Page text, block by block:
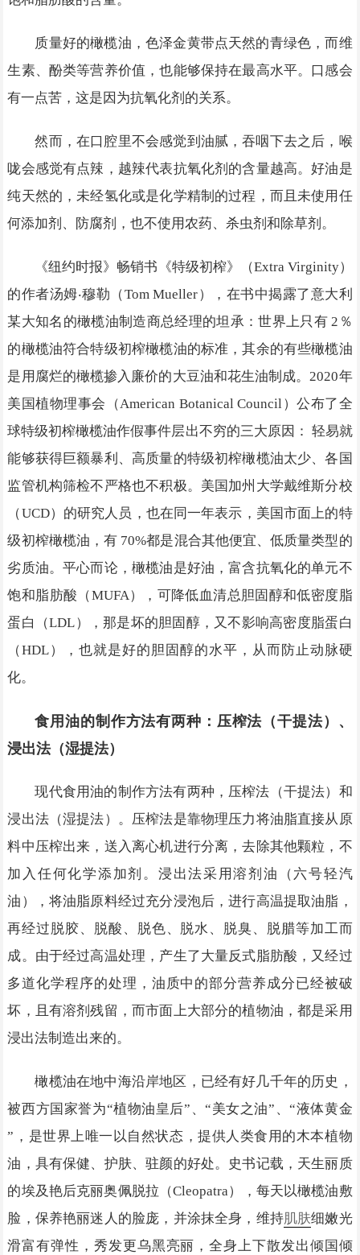
质量好的橄榄油，色泽金黄带点天然的青绿色，而维
生素、酚类等营养价值，也能够保持在最高水平。口感会
有一点苦，这是因为抗氧化剂的关系。
然而，在口腔里不会感觉到油腻，吞咽下去之后，喉
咙会感觉有点辣，越辣代表抗氧化剂的含量越高。好油是
纯天然的，未经氢化或是化学精制的过程，而且未使用任
何添加剂、防腐剂，也不使用农药、杀虫剂和除草剂。
《纽约时报》畅销书《特级初榨》（Extra Virginity）
的作者汤姆‧穆勒（Tom Mueller），在书中揭露了意大利
某大知名的橄榄油制造商总经理的坦承：世界上只有 2％
的橄榄油符合特级初榨橄榄油的标准，其余的有些橄榄油
是用腐烂的橄榄掺入廉价的大豆油和花生油制成。2020年
美国植物理事会（American Botanical Council）公布了全
球特级初榨橄榄油作假事件层出不穷的三大原因： 轻易就
能够获得巨额暴利、高质量的特级初榨橄榄油太少、各国
监管机构筛检不严格也不积极。美国加州大学戴维斯分校
（UCD）的研究人员，也在同一年表示，美国市面上的特
级初榨橄榄油，有 70%都是混合其他便宜、低质量类型的
劣质油。平心而论，橄榄油是好油，富含抗氧化的单元不
饱和脂肪酸（MUFA），可降低血清总胆固醇和低密度脂
蛋白（LDL），那是坏的胆固醇，又不影响高密度脂蛋白
（HDL），也就是好的胆固醇的水平，从而防止动脉硬
化。
食用油的制作方法有两种：压榨法（干提法）、
浸出法（湿提法）
现代食用油的制作方法有两种，压榨法（干提法）和
浸出法（湿提法）。压榨法是靠物理压力将油脂直接从原
料中压榨出来，送入离心机进行分离，去除其他颗粒，不
加入任何化学添加剂。浸出法采用溶剂油（六号轻汽
油），将油脂原料经过充分浸泡后，进行高温提取油脂，
再经过脱胶、脱酸、脱色、脱水、脱臭、脱腊等加工而
成。由于经过高温处理，产生了大量反式脂肪酸，又经过
多道化学程序的处理，油质中的部分营养成分已经被破
坏，且有溶剂残留，而市面上大部分的植物油，都是采用
浸出法制造出来的。
橄榄油在地中海沿岸地区，已经有好几千年的历史，
被西方国家誉为“植物油皇后”、“美女之油”、“液体黄金
”，是世界上唯一以自然状态，提供人类食用的木本植物
油，具有保健、护肤、驻颜的好处。史书记载，天生丽质
的埃及艳后克丽奥佩脱拉（Cleopatra），每天以橄榄油敷
脸，保养艳丽迷人的脸庞，并涂抹全身，维持肌肤细嫩光
滑富有弹性，秀发更乌黑亮丽，全身上下散发出倾国倾